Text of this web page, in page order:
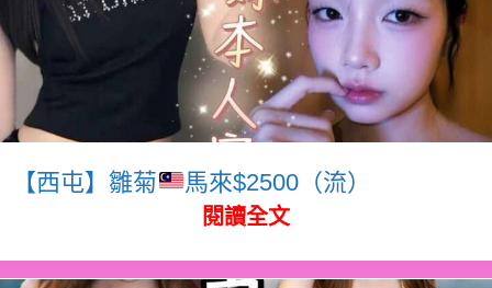
【西屯】雛菊 馬來$2500（流）
閱讀全文